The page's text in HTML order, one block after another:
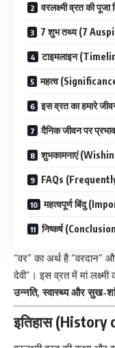
वरलक्ष्मी व्रत की
7 शुभ तथ्य (7
टाइमलाइन
महत्व
इस व्रत का हमारे
दैनिक जीवन पर
शुभकामनाएं
FAQs
महत्वपूर्ण बिंदु
निष्कर्ष
“वर” का अर्थ है “वरदान”
देवी”। इस व्रत में मां
उन्नति, स्वास्थ्य और सुख-
इतिहास